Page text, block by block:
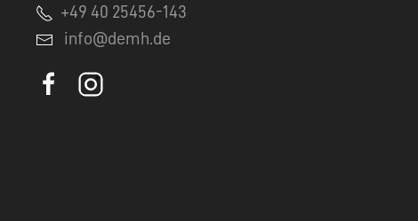
+49 40 25456-143
info@demh.de